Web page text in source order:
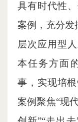
具有时代性
案例，充分发
层次应用型
本任务方面
事，实现培根
案例聚焦“现